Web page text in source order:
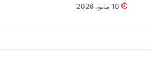
10 مايو، 2026